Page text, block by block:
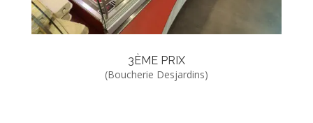
3ÈME PRIX
(Boucherie Desjardins)